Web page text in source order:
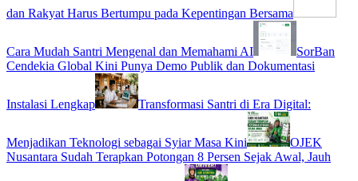
dan Rakyat Harus Bertumpu pada Kepentingan Bersama
Cara Mudah Santri Mengenal dan Memahami AI
SorBan
Cendekia Global Kini Punya Demo Publik dan Dokumentasi
Instalasi Lengkap Transformasi Santri di Era Digital:
Menjadikan Teknologi sebagai Syiar Masa Kini
OJEK
Nusantara Sudah Terapkan Potongan 8 Persen Sejak Awal, Jauh